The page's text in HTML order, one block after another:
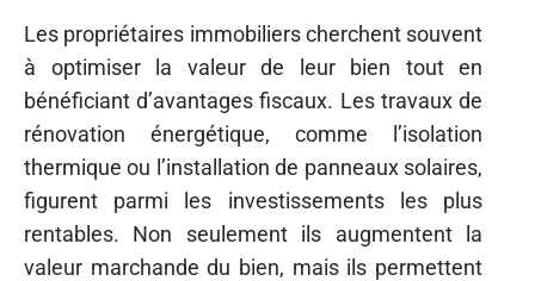
Les propriétaires immobiliers cherchent souvent
à optimiser la valeur de leur bien tout en
bénéficiant d’avantages fiscaux. Les travaux de
rénovation énergétique, comme l’isolation
thermique ou l’installation de panneaux solaires,
figurent parmi les investissements les plus
rentables. Non seulement ils augmentent la
valeur marchande du bien, mais ils permettent